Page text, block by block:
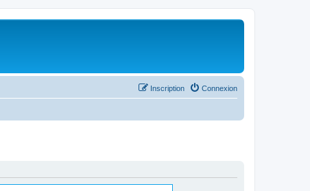
Connexion
Inscription